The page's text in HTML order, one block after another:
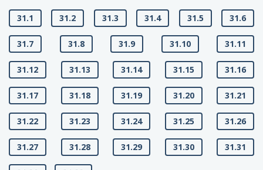
31.1 31.2 31.3 31.4 31.5 31.6
31.7 31.8 31.9 31.10 31.11
31.12 31.13 31.14 31.15 31.16
31.17 31.18 31.19 31.20 31.21
31.22 31.23 31.24 31.25 31.26
31.27 31.28 31.29 31.30 31.31